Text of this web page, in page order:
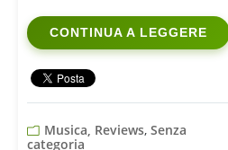
CONTINUA A LEGGERE
Musica, Reviews, Senza
categoria